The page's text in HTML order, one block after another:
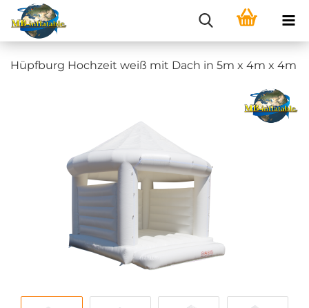
Hüpfburg Hochzeit weiß mit Dach in 5m x 4m x 4m